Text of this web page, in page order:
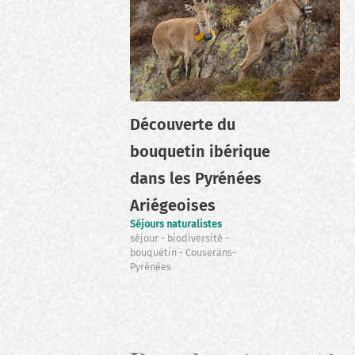
Découverte du
bouquetin ibérique
dans les Pyrénées
Ariégeoises
Séjours naturalistes
séjour biodiversité
bouquetin Couserans-
Pyrénées